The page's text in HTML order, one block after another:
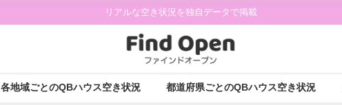
リアルな空き状況を独自データで掲載
各地域ごとのQBハウス空き状況 都道府県ごとのQBハウス空き状況